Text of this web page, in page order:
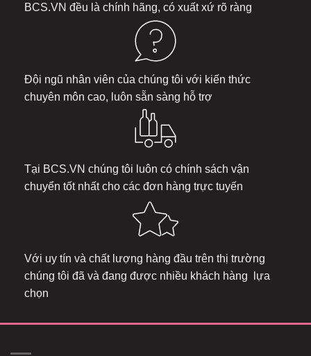
BCS.VN đều là chính hãng, có xuất xứ rõ ràng
Đội ngũ nhân viên của chúng tôi với kiến thức
chuyên môn cao, luôn sẵn sàng hỗ trợ
Tại BCS.VN chúng tôi luôn có chính sách vận
chuyển tốt nhất cho các đơn hàng trực tuyến
Với uy tín và chất lượng hàng đầu trên thị trường
chúng tôi đã và đang được nhiều khách hàng lựa
chọn